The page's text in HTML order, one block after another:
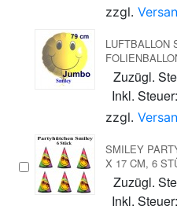
zzgl.
LUFTBALLON
Zuzügl.
Inkl. Steuer:
zzgl.
SMILEY
X 17 CM, 6
Zuzügl.
Inkl. Steuer: